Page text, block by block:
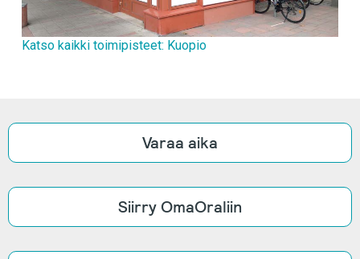
Katso kaikki toimipisteet: Kuopio
Varaa aika
Siirry OmaOraliin